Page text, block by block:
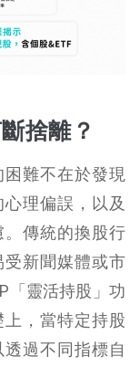
捨離？
難不在於發現
理偏誤，以及
。傳統的換股行
新聞媒體或市
「 靈活持股 」功
，當特定持股
過不同指標自